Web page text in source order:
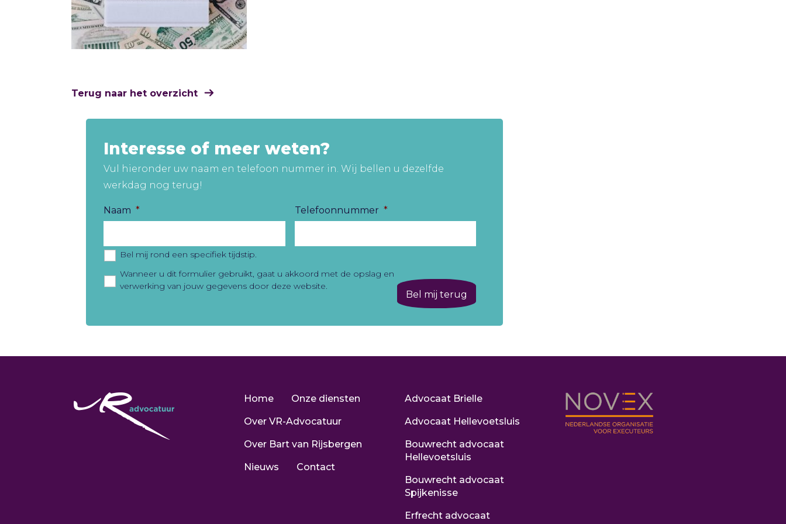
Terug naar het overzicht
Interesse of meer weten?
Vul hieronder uw naam en telefoon nummer in. Wij bellen u dezelfde
werkdag nog terug!
Naam * Telefoonnummer *
Bel mij rond een specifiek tijdstip.
Privacy *
Wanneer u dit formulier gebruikt, gaat u akkoord met de opslag en
verwerking van jouw gegevens door deze website.
Home Onze diensten
Over VR-Advocatuur
Over Bart van Rijsbergen
Nieuws Contact
Advocaat Brielle
Advocaat Hellevoetsluis
Bouwrecht advocaat
Hellevoetsluis
Bouwrecht advocaat
Spijkenisse
Erfrecht advocaat